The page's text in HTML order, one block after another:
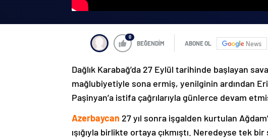
0
BEĞENDİM ABONE OL News
Dağlık Karabağ’da 27 Eylül tarihinde başlayan
mağlubiyetiyle sona ermiş, yenilginin ardından
Paşinyan’a istifa çağrılarıyla günlerce devam
Azerbaycan 27 yıl sonra işgalden kurtulan
ışığıyla birlikte ortaya çıkmıştı. Neredeyse tek